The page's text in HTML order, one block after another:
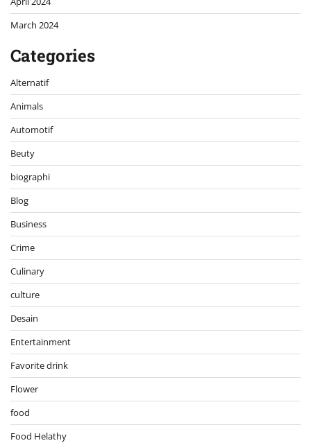
March 2024
Categories
Alternatif
Animals
Automotif
Beuty
biographi
Blog
Business
Crime
Culinary
culture
Desain
Entertainment
Favorite drink
Flower
food
Food Helathy